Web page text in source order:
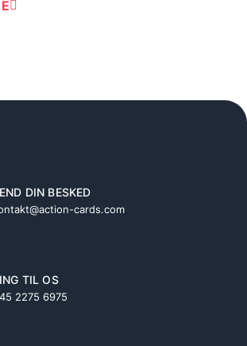
DIN BESKED
cards.com
TIL OS
2275 6975